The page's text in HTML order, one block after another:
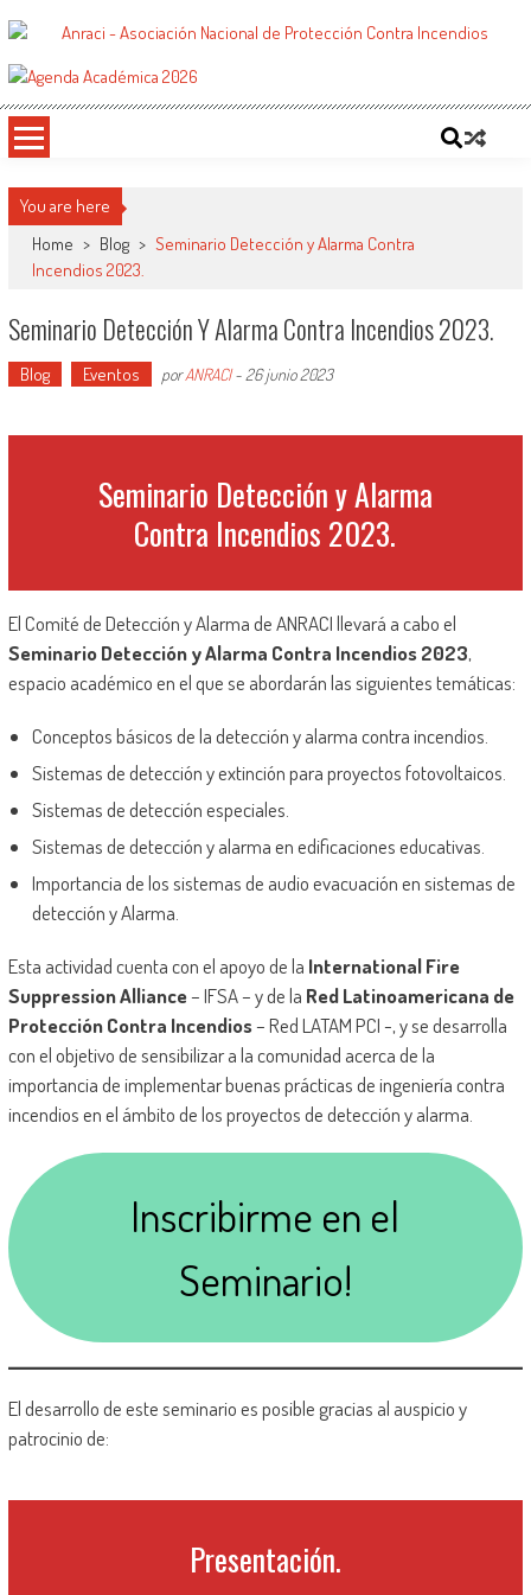
al
contenidoANRACI – Asociación Nacional de
Protección Contra Incendios
Condiciones de Protección Contra Incendios para Nuestra Sociedad
You are here
Home > Blog > Seminario Detección y Alarma Contra
Incendios 2023.
Seminario Detección Y Alarma Contra Incendios 2023.
Blog Eventos porANRACI- 26 junio 2023
Seminario Detección y Alarma
Contra Incendios 2023.
El Comité de Detección y Alarma de ANRACI llevará a cabo el
Seminario Detección y Alarma Contra Incendios 2023,
espacio académico en el que se abordarán las siguientes temáticas:
Conceptos básicos de la detección y alarma contra incendios.
Sistemas de detección y extinción para proyectos fotovoltaicos.
Sistemas de detección especiales.
Sistemas de detección y alarma en edificaciones educativas.
Importancia de los sistemas de audio evacuación en sistemas de
detección y Alarma.
Esta actividad cuenta con el apoyo de la International Fire
Suppression Alliance– IFSA – y de la Red Latinoamericana de
Protección Contra Incendios– Red LATAM PCI -, y se desarrolla
con el objetivo de sensibilizar a la comunidad acerca de la
importancia de implementar buenas prácticas de ingeniería contra
incendios en el ámbito de los proyectos de detección y alarma.
Inscribirme en el
Seminario!
El desarrollo de este seminario es posible gracias al auspicio y
patrocinio de:
Presentación.